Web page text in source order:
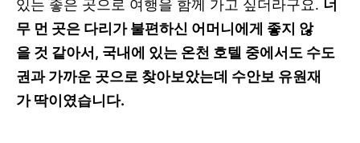
있는 좋은 곳으로 여행을 함께 가고 싶더라구요. 너
무 먼 곳은 다리가 불편하신 어머니에게 좋지 않
을 것 같아서, 국내에 있는 온천 호텔 중에서도 수도
권과 가까운 곳으로 찾아보았는데 수안보 유원재
가 딱이였습니다.